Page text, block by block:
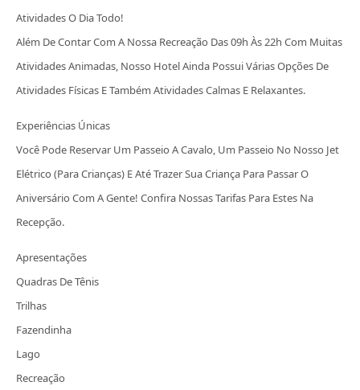
Atividades O Dia Todo!
Além De Contar Com A Nossa Recreação Das 09h Às 22h Com Muitas
Atividades Animadas, Nosso Hotel Ainda Possui Várias Opções De
Atividades Físicas E Também Atividades Calmas E Relaxantes.
Experiências Únicas
Você Pode Reservar Um Passeio A Cavalo, Um Passeio No Nosso Jet
Elétrico (para Crianças) E Até Trazer Sua Criança Para Passar O
Aniversário Com A Gente! Confira Nossas Tarifas Para Estes Na
Recepção.
Apresentações
Quadras De Tênis
Trilhas
Fazendinha
Lago
Recreação